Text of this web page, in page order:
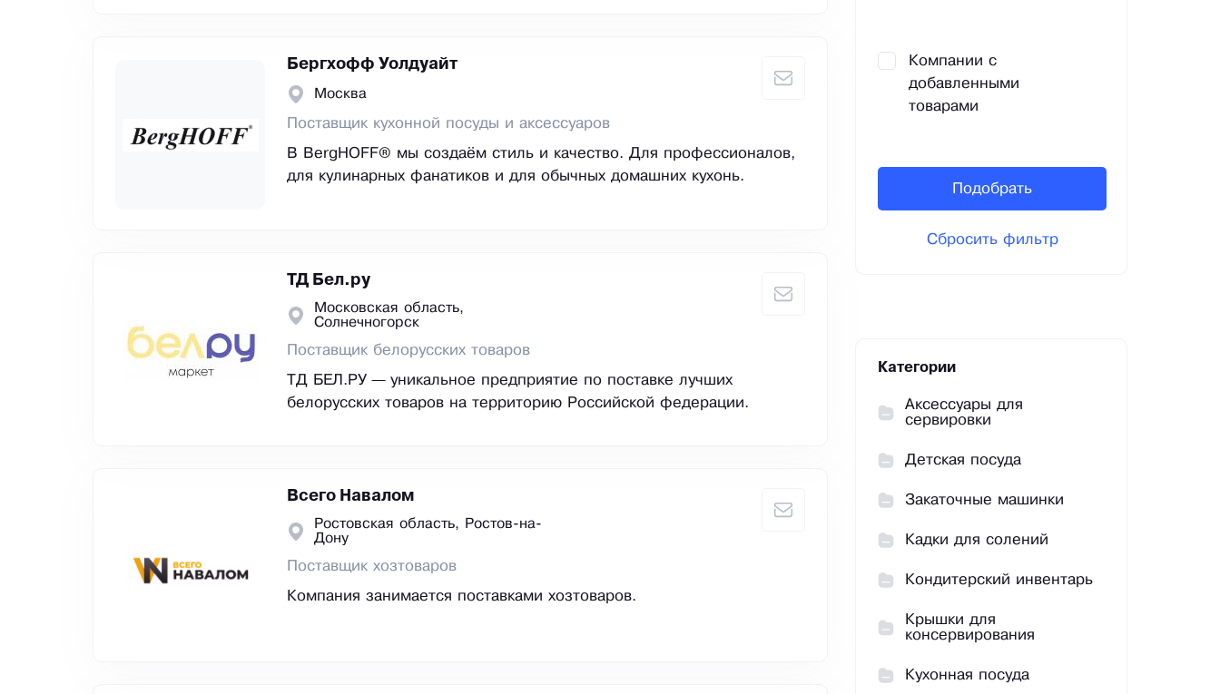
Бергхофф Уолдуайт
Москва
Поставщик кухонной посуды и аксессуаров
В BergHOFF® мы создаём стиль и качество. Для профессионалов,
для кулинарных фанатиков и для обычных домашних кухонь.
ТД Бел.ру
Московская область,
Сoлнeчнoгopcк
Поставщик белорусских товаров
ТД БЕЛ.РУ — уникальное предприятие по поставке лучших
белорусских товаров на территорию Российской федерации.
Всего Навалом
Ростовская область, Ростов-на-
Дону
Поставщик хозтоваров
Компания занимается поставками хозтоваров.
Компании с
добавленными
товарами
Подобрать
Сбросить фильтр
Категории
Аксессуары для
сервировки
Детская посуда
Закаточные машинки
Кадки для солений
Кондитерский инвентарь
Крышки для
консервирования
Кухонная посуда